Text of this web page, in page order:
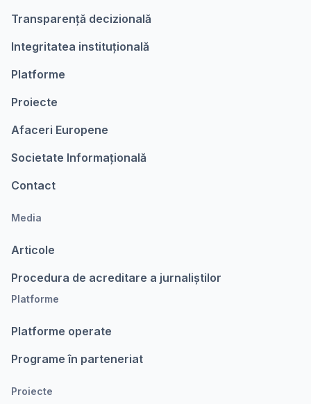
Transparență decizională
Integritatea instituțională
Platforme
Proiecte
Afaceri Europene
Societate Informațională
Contact
Media
Articole
Procedura de acreditare a jurnaliștilor
Platforme
Platforme operate
Programe în parteneriat
Proiecte